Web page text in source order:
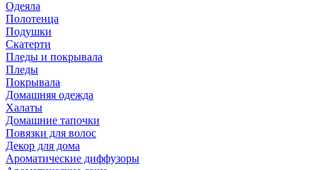
Одеяла
Полотенца
Подушки
Скатерти
Пледы и покрывала
Пледы
Покрывала
Домашняя одежда
Халаты
Домашние тапочки
Повязки для волос
Декор для дома
Ароматические диффузоры